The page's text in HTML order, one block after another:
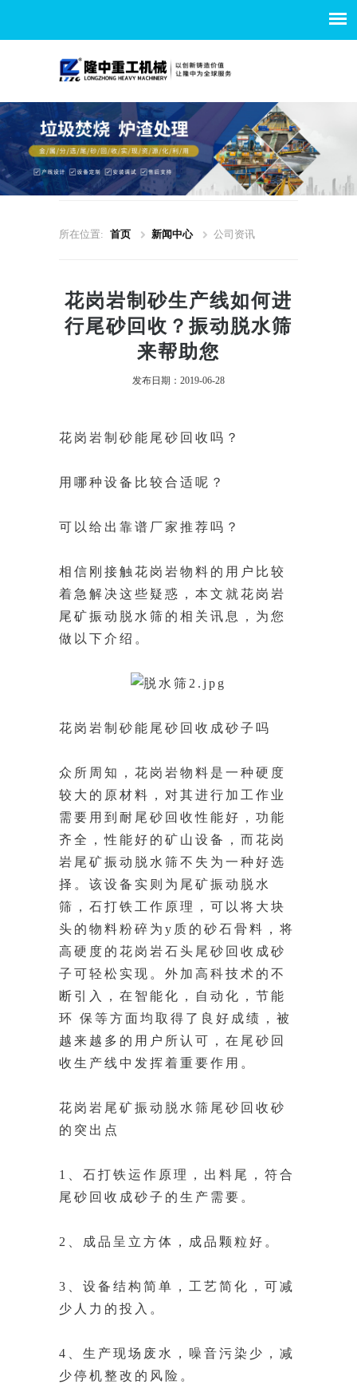
所在位置: 首页 新闻中心 公司资讯
花岗岩制砂生产线如何进
行尾砂回收？振动脱水筛
来帮助您
发布日期：2019-06-28
花岗岩制砂能尾砂回收吗？
用哪种设备比较合适呢？
可以给出靠谱厂家推荐吗？
相信刚接触花岗岩物料的用户比较
着急解决这些疑惑，本文就花岗岩
尾矿振动脱水筛 的相关讯息，为您
做以下介绍。
花岗岩制砂能尾砂回收成砂子吗
众所周知，花岗岩物料是一种硬度
较大的原材料，对其进行加工作业
需要用到耐尾砂回收性能好，功能
齐全，性能好的矿山设备，而花岗
岩尾矿振动脱水筛不失为一种好选
择。该设备实则为尾 矿振动脱水
筛，石打铁工作原理，可以将大块
头的物料粉碎为y质的砂石骨料，将
高硬度的花岗岩石头尾砂回收成砂
子可轻松实现。外加高科技术的不
断引入，在智能化，自动化，节能
环 保等方面均取得了良好成绩，被
越来越多的用户所认可，在尾砂回
收生产线中发挥着重要作用。
花岗岩尾矿振动脱水筛尾砂回收砂
的突出点
1、石打铁运作原理，出料尾，符合
尾砂回收成砂子的生产需要。
2、成品呈立方体，成品颗粒好。
3、设备结构简单，工艺简化，可减
少人力的投入。
4、生产现场废水，噪音污染少，减
少停机整改的风险。